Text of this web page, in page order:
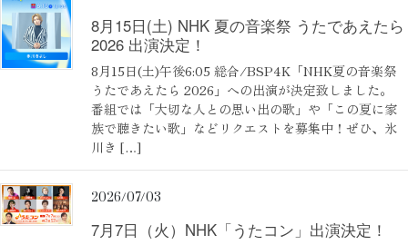
8月15日(土) NHK 夏の音楽祭 うたであえたら
2026 出演決定！
8月15日(土)午後6:05 総合/BSP4K「NHK夏の音楽祭
うたであえたら 2026」への出演が決定致しました。
番組では「大切な人との思い出の歌」や「この夏に家
族で聴きたい歌」などリクエストを募集中！ぜひ、氷
川き […]
2026/07/03
7月7日（火）NHK「うたコン」出演決定！